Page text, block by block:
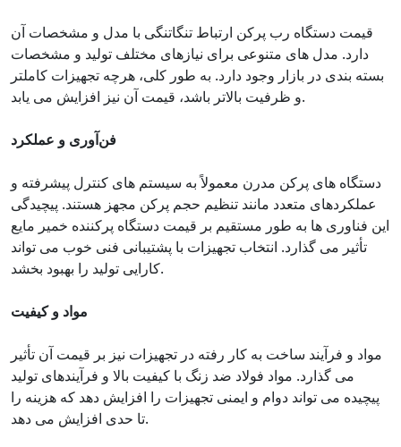
قیمت دستگاه رب پرکن ارتباط تنگاتنگی با مدل و مشخصات آن
دارد. مدل های متنوعی برای نیازهای مختلف تولید و مشخصات
بسته بندی در بازار وجود دارد. به طور کلی، هرچه تجهیزات کاملتر
و ظرفیت بالاتر باشد، قیمت آن نیز افزایش می یابد.
فن‌آوری و عملکرد
دستگاه های پرکن مدرن معمولاً به سیستم های کنترل پیشرفته و
عملکردهای متعدد مانند تنظیم حجم پرکن مجهز هستند. پیچیدگی
این فناوری ها به طور مستقیم بر قیمت دستگاه پرکننده خمیر مایع
تأثیر می گذارد. انتخاب تجهیزات با پشتیبانی فنی خوب می تواند
کارایی تولید را بهبود بخشد.
مواد و کیفیت
مواد و فرآیند ساخت به کار رفته در تجهیزات نیز بر قیمت آن تأثیر
می گذارد. مواد فولاد ضد زنگ با کیفیت بالا و فرآیندهای تولید
پیچیده می تواند دوام و ایمنی تجهیزات را افزایش دهد که هزینه را
تا حدی افزایش می دهد.